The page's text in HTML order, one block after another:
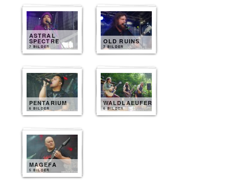
ASTRAL
SPECTRE
7 BILDER
OLD RUINS
7 BILDER
PENTARIUM
6 BILDER
WALDLAEUFER
6 BILDER
MAGEFA
5 BILDER